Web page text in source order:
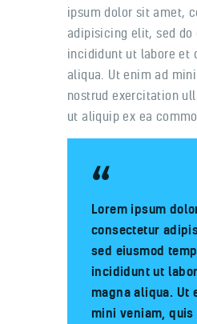
ipsum dolor sit amet,
adipisicing elit, sed do
incididunt ut labore et
aliqua. Ut enim ad
nostrud exercitation
ut aliquip ex ea
Lorem ipsum
consectetur
sed eiusmod
incididunt ut
magna aliqua. Ut
mini veniam,